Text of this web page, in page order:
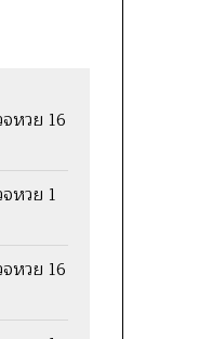
หวย 16
หวย 1
หวย 16